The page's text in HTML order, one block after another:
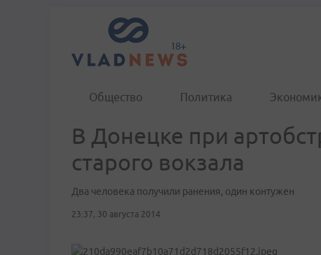
Общество Политика
В Донецке при
старого вокзала
Два человека получили ранения, один контужен
23:37, 30 августа 2014